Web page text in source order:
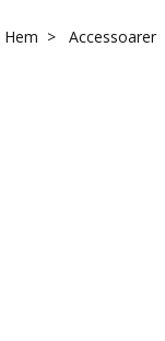
Hem Accessoarer